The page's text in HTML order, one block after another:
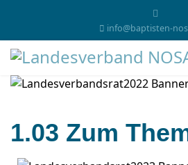
info@baptisten-
1.03 Zum